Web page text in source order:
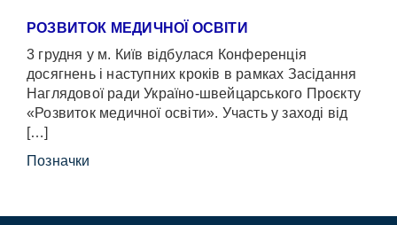
РОЗВИТОК МЕДИЧНОЇ ОСВІТИ
3 грудня у м. Київ відбулася Конференція
досягнень і наступних кроків в рамках Засідання
Наглядової ради Україно-швейцарського Проєкту
«Розвиток медичної освіти». Участь у заході від
[…]
Позначки